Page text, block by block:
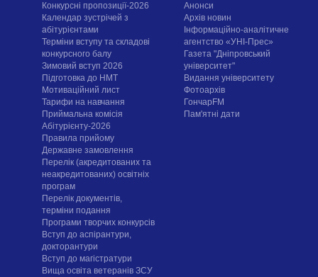
Конкурсні пропозиції-2026
Календар зустрічей з
абітурієнтами
Терміни вступу та складові
конкурсного балу
Зимовий вступ 2026
Підготовка до НМТ
Мотиваційний лист
Тарифи на навчання
Приймальна комісія
Абітурієнту-2026
Правила прийому
Державне замовлення
Перелік (акредитованих та
неакредитованих) освітніх
програм
Перелік документів,
терміни подання
Програми творчих конкурсiв
Вступ до аспірантури,
докторантури
Вступ до магістратури
Вища освіта ветеранів ЗСУ
Анонси
Архів новин
Інформаційно-аналітичне
агентство «УНІ-Прес»
Газета "Дніпровський
університет"
Видання університету
Фотоархів
ГончарFM
Пам'ятні дати